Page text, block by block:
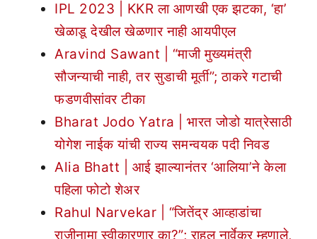
IPL 2023 | KKR ला आणखी एक झटका, ‘हा’
खेळाडू देखील खेळणार नाही आयपीएल
Aravind Sawant | “माजी मुख्यमंत्री
सौजन्याची नाही, तर सुडाची मूर्ती”; ठाकरे गटाची
फडणवीसांवर टीका
Bharat Jodo Yatra | भारत जोडो यात्रेसाठी
योगेश नाईक यांची राज्य समन्वयक पदी निवड
Alia Bhatt | आई झाल्यानंतर ‘आलिया’ने केला
पहिला फोटो शेअर
Rahul Narvekar | “जितेंद्र आव्हाडांचा
राजीनामा स्वीकारणार का?”; राहुल नार्वेकर म्हणाले,